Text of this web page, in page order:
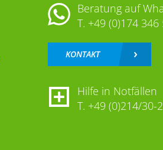
Beratung auf
T. +49 (0)174 346
KONTAKT
Hilfe in Notfällen
T. +49 (0)214/30-